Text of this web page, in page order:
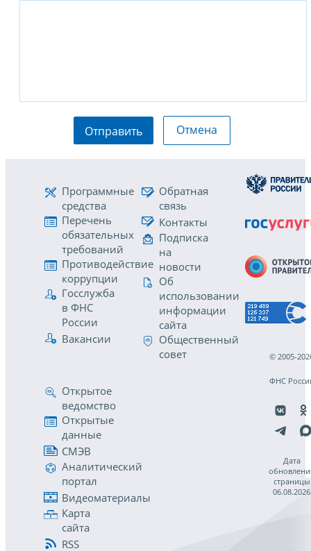
Отправить Отмена
Программные
средства
Перечень
обязательных
требований
Противодействие
коррупции
Госслужба
в ФНС
России
Вакансии
Обратная
связь
Контакты
Подписка
на
новости
Об
использовании
информации
сайта
Общественный
совет
Открытое
ведомство
Открытые
данные
СМЭВ
Аналитический
портал
Видеоматериалы
Карта
сайта
RSS
© 2005-
ФНС
Дата
страницы
06.08.2026